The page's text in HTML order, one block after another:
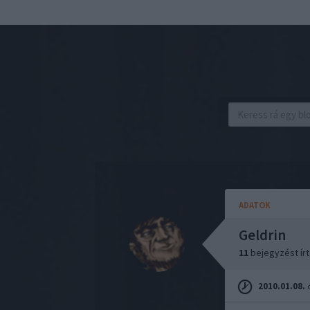
ADATOK
Geldrin
11 bejegyzést
2010.01.08.